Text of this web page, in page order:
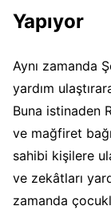
Yapıyor
Aynı zamanda
yardım
Buna istinaden
ve mağfiret
sahibi kişilere
ve zekâtları
zamanda